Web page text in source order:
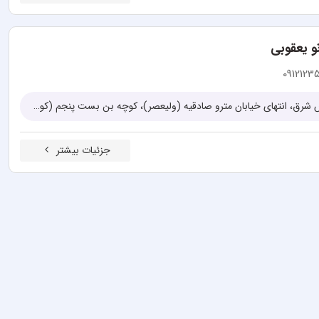
یعقوبی
تهران، آریاشهر، ابتدای بلوار فردوس شرق، انتهای خیابان مترو صادقیه (ولیعصر)، کوچه بن بست پنجم (کوچه فروشگاه شهروند)، جنب درب اصلی مترو صادقیه، ساختمان نیلوفر، پلاک ۹، طبقه دوم، واحد ۴
جزئیات بیشتر